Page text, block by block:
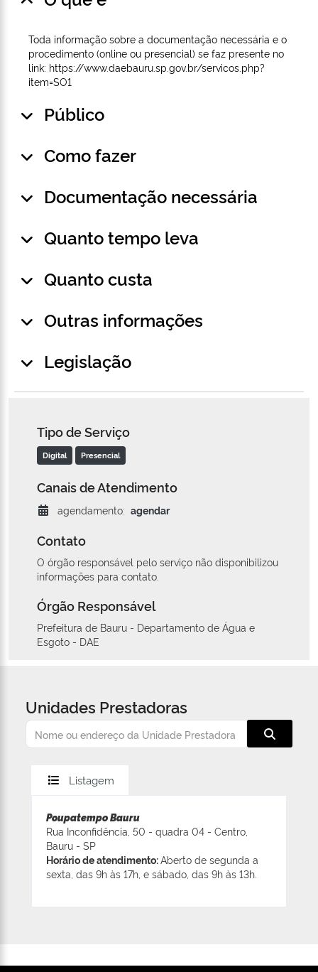
Toda informação sobre a documentação necessária e o
procedimento (online ou presencial) se faz presente no
link: https://www.daebauru.sp.gov.br/servicos.php?
item=SO1
Público
Como fazer
Documentação necessária
Quanto tempo leva
Quanto custa
Outras informações
Legislação
Tipo de Serviço
Digital Presencial
Canais de Atendimento
agendamento: agendar
Contato
O órgão responsável pelo serviço não disponibilizou
informações para contato.
Órgão Responsável
Prefeitura de Bauru - Departamento de Água e
Esgoto - DAE
Unidades Prestadoras
Listagem
Poupatempo Bauru
Rua Inconfidência, 50 - quadra 04 - Centro,
Bauru - SP
Horário de atendimento:Aberto de segunda a
sexta, das 9h às 17h, e sábado, das 9h às 13h.